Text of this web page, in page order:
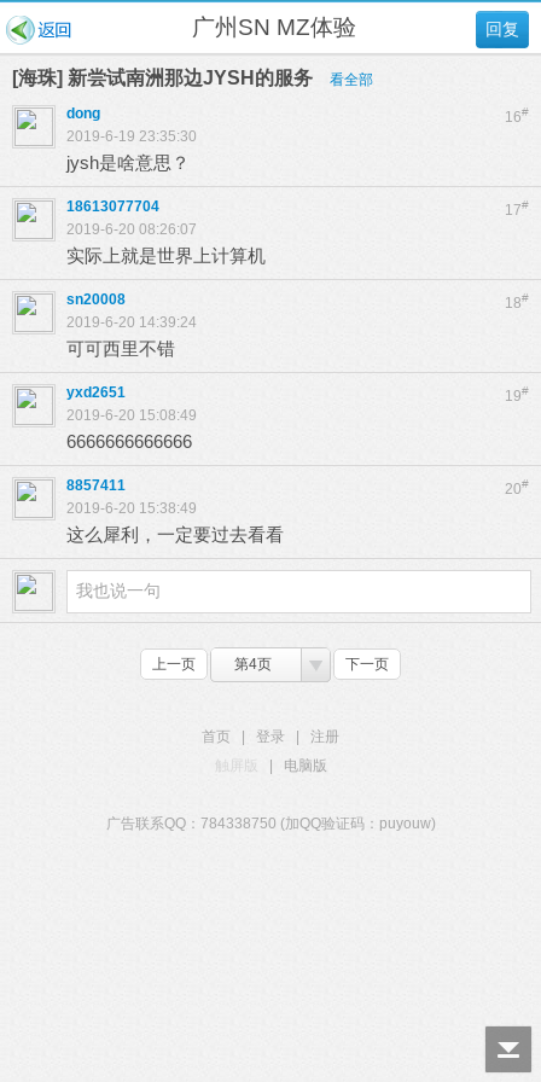
回复
广州SN MZ体验
[海珠] 新尝试南洲那边JYSH的服务 看全部
16#
dong
2019-6-19 23:35:30
jysh是啥意思？
17#
18613077704
2019-6-20 08:26:07
实际上就是世界上计算机
18#
sn20008
2019-6-20 14:39:24
可可西里不错
19#
yxd2651
2019-6-20 15:08:49
6666666666666
20#
8857411
2019-6-20 15:38:49
这么犀利，一定要过去看看
上一页 第4页 下一页
首页 登录
注册
触屏版
电脑版
广告联系QQ：784338750 (加QQ验证码：puyouw)